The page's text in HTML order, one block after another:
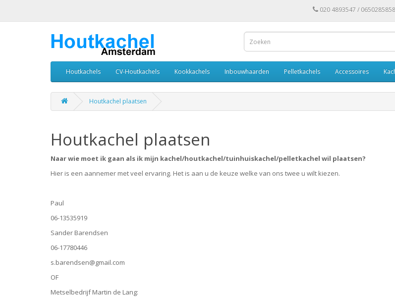
020 4893547 / 0650285858
Houtkachels CV-Houtkachels Kookkachels Inbouwhaarden Pelletkachels Accessoires
Houtkachel plaatsen
Houtkachel plaatsen
Naar wie moet ik gaan als ik mijn kachel/houtkachel/tuinhuiskachel/pelletkachel wil plaatsen?
Hier is een aannemer met veel ervaring. Het is aan u de keuze welke van ons twee u wilt kiezen.
Paul
06-13535919
Sander Barendsen
06-17780446
s.barendsen@gmail.com
OF
Metselbedrijf Martin de Lang: